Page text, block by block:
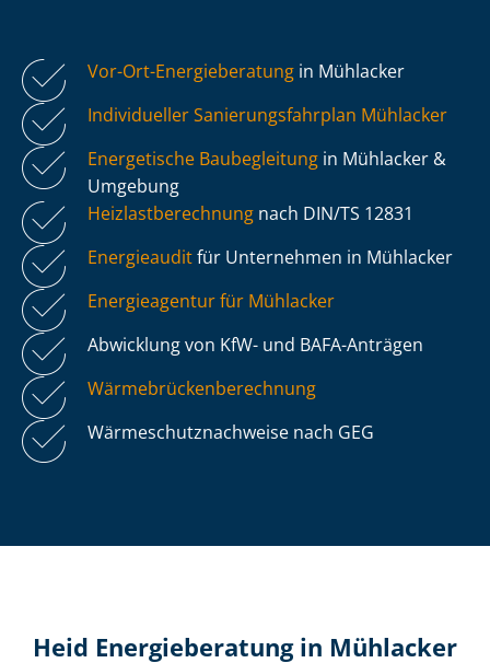
Vor-Ort-Energieberatung in Mühlacker
Individueller Sa­nie­rungs­fahr­plan Mühlacker
Energetische Baubegleitung in Mühlacker &
Umgebung
Heiz­last­be­rech­nung nach DIN/TS 12831
Energieauditfür Unternehmen in Mühlacker
Energieagentur für Mühlacker
Abwicklung von KfW- und BAFA-Anträgen
Wär­me­brü­cken­be­rech­nung
Wär­me­schutz­nach­wei­se nach GEG
Heid Energieberatung in Mühlacker